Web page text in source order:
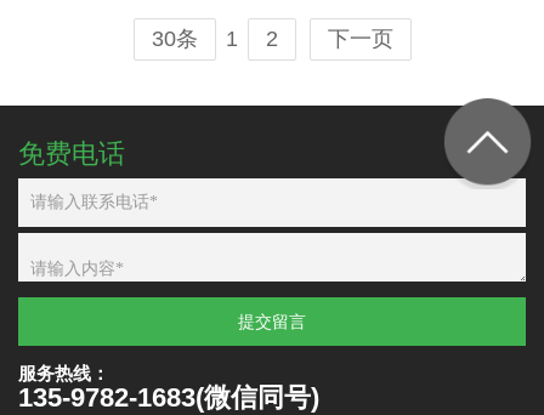
30条 1 2 下一页
免费电话
提交留言
服务热线：
135-9782-1683(微信同号)